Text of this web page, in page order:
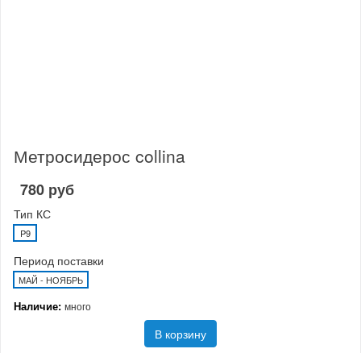
Метросидерос collina
780 руб
Тип КС
P9
Период поставки
МАЙ - НОЯБРЬ
Наличие: много
В корзину